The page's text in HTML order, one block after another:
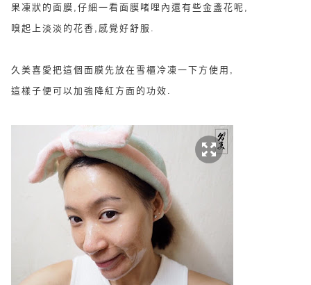
果凍狀的面膜,仔細一看面膜啫哩內還有些金盞花呢,
嗅起上淡淡的花香,感覺好舒服.
久美喜愛把這個面膜先放在雪櫃冷凍一下方使用,
這樣子便可以加強降紅方面的功效.